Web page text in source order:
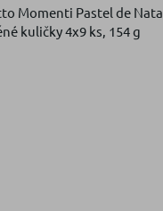
Momenti Pastel de Nata
kuličky 4x9 ks, 154 g